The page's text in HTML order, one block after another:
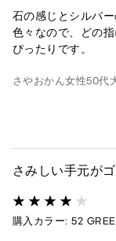
石の感じとシルバ
色々なので、どの
ぴったりです。
さやおかん女性50代
さみしい手元が
購入カラー: 52